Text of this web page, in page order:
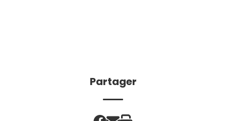
Partager